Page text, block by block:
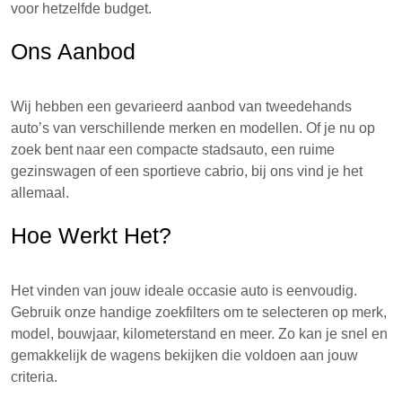
voor hetzelfde budget.
Ons Aanbod
Wij hebben een gevarieerd aanbod van tweedehands
auto’s van verschillende merken en modellen. Of je nu op
zoek bent naar een compacte stadsauto, een ruime
gezinswagen of een sportieve cabrio, bij ons vind je het
allemaal.
Hoe Werkt Het?
Het vinden van jouw ideale occasie auto is eenvoudig.
Gebruik onze handige zoekfilters om te selecteren op merk,
model, bouwjaar, kilometerstand en meer. Zo kan je snel en
gemakkelijk de wagens bekijken die voldoen aan jouw
criteria.